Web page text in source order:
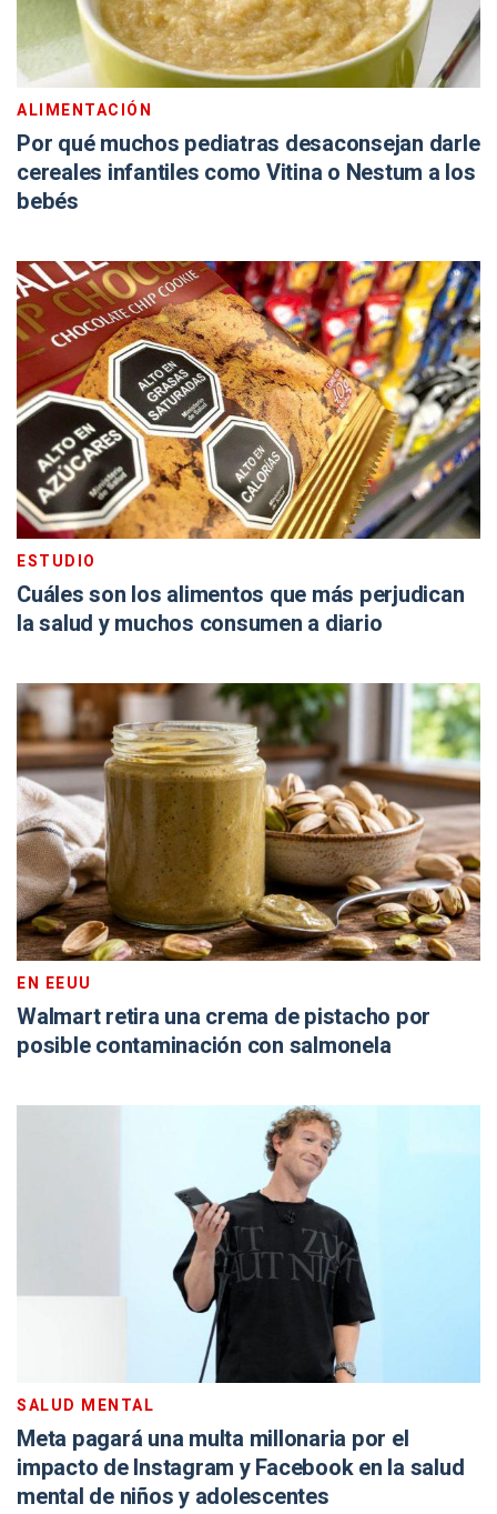
ALIMENTACIÓN
Por qué muchos pediatras desaconsejan darle
cereales infantiles como Vitina o Nestum a los
bebés
ESTUDIO
Cuáles son los alimentos que más perjudican
la salud y muchos consumen a diario
EN EEUU
Walmart retira una crema de pistacho por
posible contaminación con salmonela
SALUD MENTAL
Meta pagará una multa millonaria por el
impacto de Instagram y Facebook en la salud
mental de niños y adolescentes